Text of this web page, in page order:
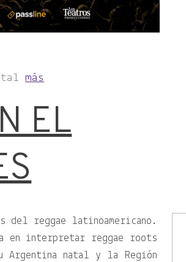
más
EL
del reggae latinoamericano.
en interpretar reggae roots
Argentina natal y la Región